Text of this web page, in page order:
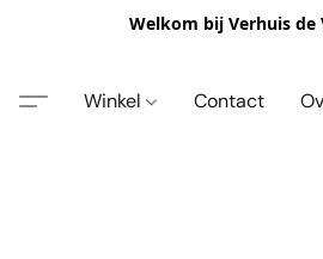
Welkom bij Verhuis de
Winkel Contact